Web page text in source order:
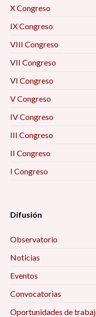
X Congreso
IX Congreso
VIII Congreso
VII Congreso
VI Congreso
V Congreso
IV Congreso
III Congreso
II Congreso
I Congreso
Difusión
Observatorio
Noticias
Eventos
Convocatorias
Oportunidades de